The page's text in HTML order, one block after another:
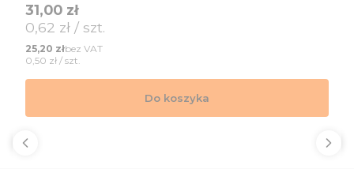
Cena
31,00 zł
Cena jednostkowa
0,62 zł / szt.
Cena
25,20 złbez VAT
Cena jednostkowa
0,50 zł / szt.
Do koszyka